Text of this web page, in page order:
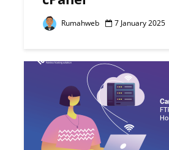
Rumahweb 7 January 2025